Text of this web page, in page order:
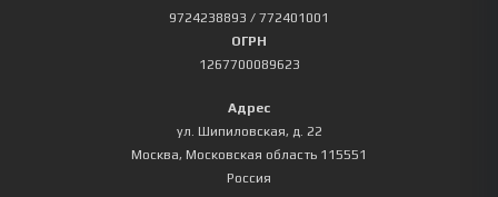
9724238893 / 772401001
ОГРН
1267700089623
Адрес
ул. Шипиловская, д. 22
Москва, Московская область 115551
Россия